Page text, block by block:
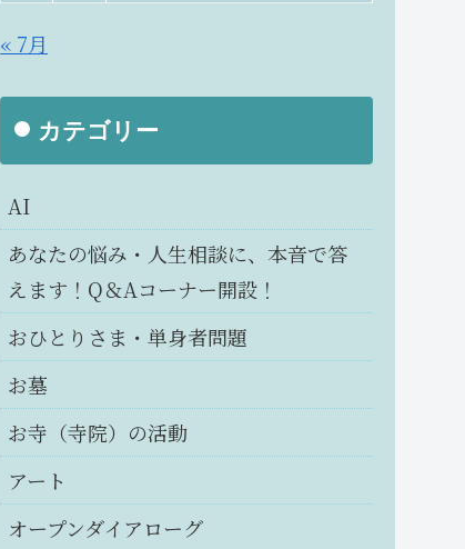
« 7月
カテゴリー
AI
あなたの悩み・人生相談に、本音で答
えます！Q＆Aコーナー開設！
おひとりさま・単身者問題
お墓
お寺（寺院）の活動
アート
オープンダイアローグ